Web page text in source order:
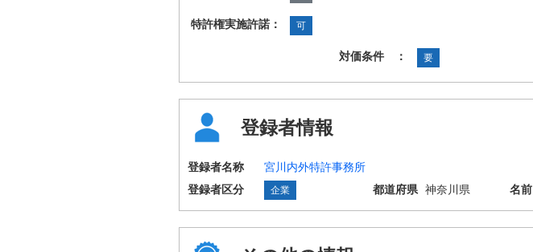
特許権実施許諾： 可
対価条件 ： 要
登録者情報
登録者名称
宮川内外特許事務所
登録者区分
企業 都道府県 神奈川県 名前